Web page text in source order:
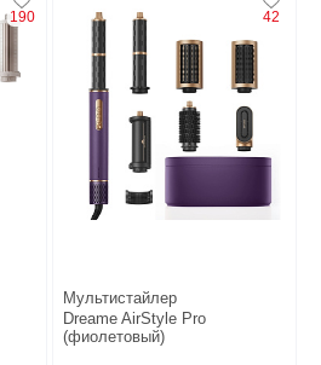
190 42
Мультистайлер
Dreame AirStyle Pro
(фиолетовый)